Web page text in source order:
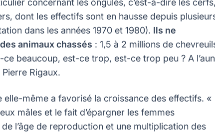
concernant les ongulés, c’est-à-dire les
dont les effectifs sont en hausse depuis
dans les années 1970 et 1980). Ils ne
animaux chassés : 1,5 à 2 millions de
beaucoup, est-ce trop, est-ce trop peu ? A
Rigaux.
même a favorisé la croissance des effectifs. «
mâles et le fait d’épargner les femmes
l’âge de reproduction et une multiplication des